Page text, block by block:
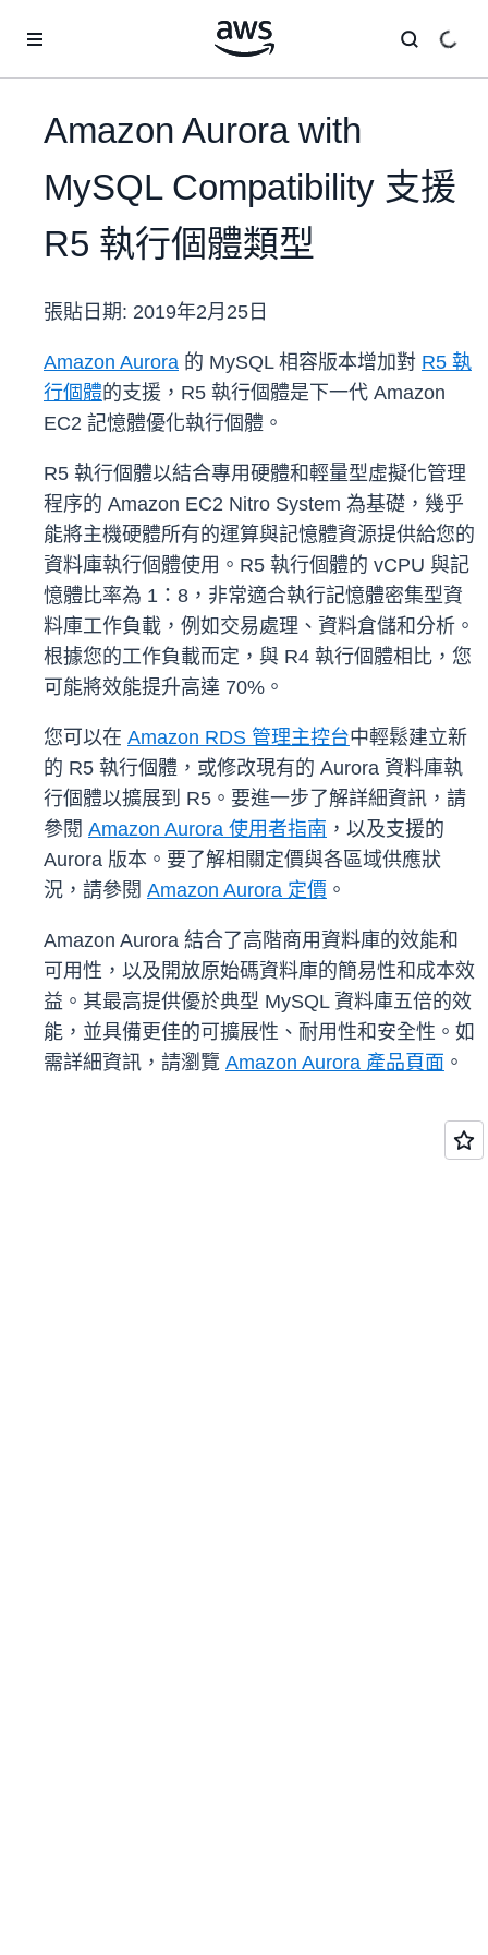
Amazon Aurora with
MySQL Compatibility 支援
R5 執行個體類型
張貼日期: 2019年2月25日
Amazon Aurora 的 MySQL 相容版本增加對 R5 執
行個體的支援，R5 執行個體是下一代 Amazon
EC2 記憶體優化執行個體。
R5 執行個體以結合專用硬體和輕量型虛擬化管理
程序的 Amazon EC2 Nitro System 為基礎，幾乎
能將主機硬體所有的運算與記憶體資源提供給您的
資料庫執行個體使用。R5 執行個體的 vCPU 與記
憶體比率為 1：8，非常適合執行記憶體密集型資
料庫工作負載，例如交易處理、資料倉儲和分析。
根據您的工作負載而定，與 R4 執行個體相比，您
可能將效能提升高達 70%。
您可以在 Amazon RDS 管理主控台中輕鬆建立新
的 R5 執行個體，或修改現有的 Aurora 資料庫執
行個體以擴展到 R5。要進一步了解詳細資訊，請
參閱 Amazon Aurora 使用者指南 ，以及支援的
Aurora 版本。要了解相關定價與各區域供應狀
況，請參閱 Amazon Aurora 定價 。
Amazon Aurora 結合了高階商用資料庫的效能和
可用性，以及開放原始碼資料庫的簡易性和成本效
益。其最高提供優於典型 MySQL 資料庫五倍的效
能，並具備更佳的可擴展性、耐用性和安全性。如
需詳細資訊，請瀏覽 Amazon Aurora 產品頁面 。